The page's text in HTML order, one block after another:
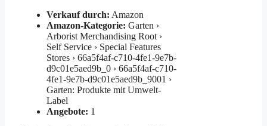
Verkauf durch: Amazon
Amazon-Kategorie: Garten ›
Arborist Merchandising Root ›
Self Service › Special Features
Stores › 66a5f4af-c710-4fe1-9e7b-
d9c01e5aed9b_0 › 66a5f4af-c710-
4fe1-9e7b-d9c01e5aed9b_9001 ›
Garten: Produkte mit Umwelt-
Label
Angebote: 1